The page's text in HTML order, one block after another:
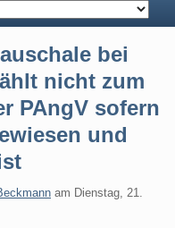
bei
nicht zum
PAngV sofern
und
am Dienstag, 21.